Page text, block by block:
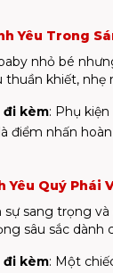
Yêu Trong
nhỏ bé
khiết, nhẹ
đi kèm: Phụ
điểm nhấn
Yêu Quý Phái
sang trọng
sâu sắc dành
đi kèm: Một